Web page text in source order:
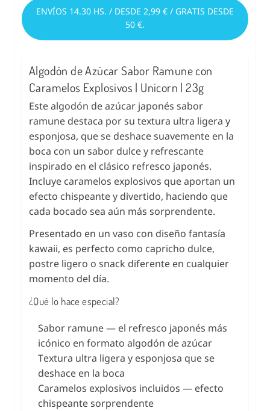
ENVÍOS 14.30 HS. / DESDE 2,99 € / GRATIS DESDE
50 €.
Algodón de Azúcar Sabor Ramune con
Caramelos Explosivos | Unicorn | 23g
Este algodón de azúcar japonés sabor
ramune destaca por su textura ultra ligera y
esponjosa, que se deshace suavemente en la
boca con un sabor dulce y refrescante
inspirado en el clásico refresco japonés.
Incluye caramelos explosivos que aportan un
efecto chispeante y divertido, haciendo que
cada bocado sea aún más sorprendente.
Presentado en un vaso con diseño fantasía
kawaii, es perfecto como capricho dulce,
postre ligero o snack diferente en cualquier
momento del día.
¿Qué lo hace especial?
Sabor ramune — el refresco japonés más
icónico en formato algodón de azúcar
Textura ultra ligera y esponjosa que se
deshace en la boca
Caramelos explosivos incluidos — efecto
chispeante sorprendente